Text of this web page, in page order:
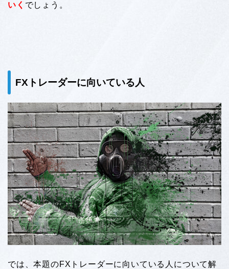
いく でしょう。
FXトレーダーに向いている人
では、本題のFXトレーダーに向いている人について解